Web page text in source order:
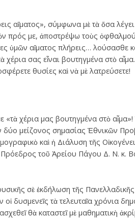
αἵματος», σύμφωνα μὲ τὰ ὅσα
πρός με, ἀποστρέψω τοὺς
ὑμῶν αἵματος πλήρεις… λούσασθε
χέρια σας εἶναι βουτηγμένα στὸ
θυσίες καὶ νὰ μὲ λατρεύσετε!
«τὰ χέρια μας βουτηγμένα στὸ
μείζονος σημασίας Ἐθνικῶν
καὶ ἡ Διάλυση τῆς
τοῦ Ἀρείου Πάγου Δ. Ν. κ.
σὲ ἐκδήλωση τῆς
δυσμενεῖς τὰ τελευταῖα χρόνια
θὰ καταστεῖ μὲ μαθηματικὴ